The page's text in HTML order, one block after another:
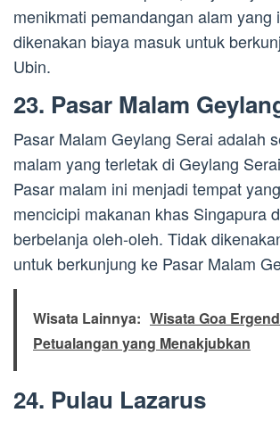
menikmati pemandangan alam yang
dikenakan biaya masuk untuk
Ubin.
23. Pasar Malam
Pasar Malam Geylang Serai adalah
malam yang terletak di Geylang
Pasar malam ini menjadi tempat
mencicipi makanan khas Singapura
berbelanja oleh-oleh. Tidak
untuk berkunjung ke Pasar Malam
Wisata Lainnya: Wisata Goa
Petualangan yang Menakjubkan
24. Pulau Lazarus